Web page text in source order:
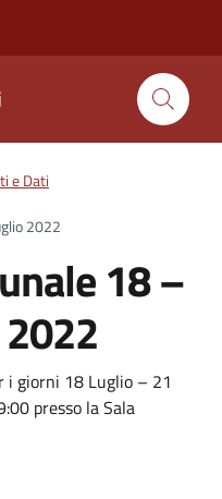
e Dati
2022
18 –
i giorni 18 Luglio – 21
presso la Sala